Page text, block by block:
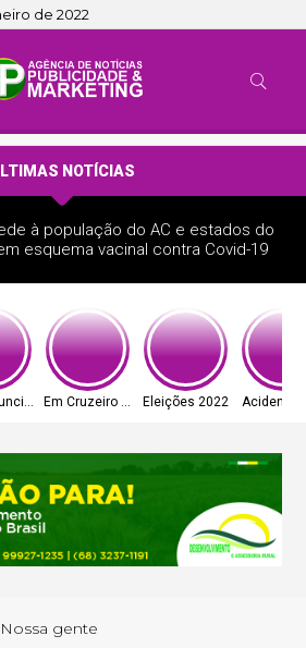
de 2022
NOTÍCIAS
à população do AC e estados do
esquema vacinal contra Covid-19
Em Cruzeiro do SulEleições 2022 Acidente
Nossa gente